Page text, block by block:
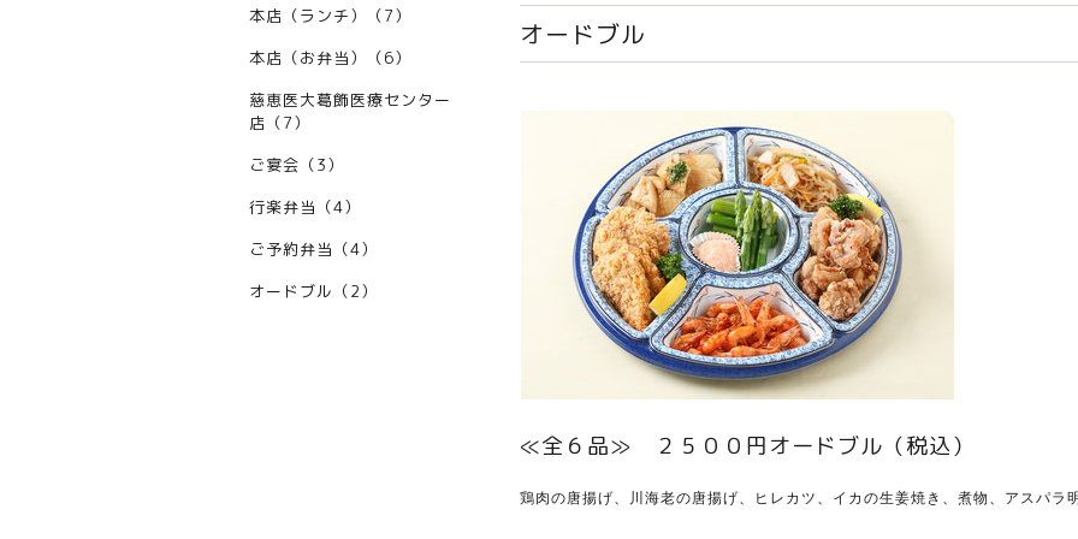
オードブル
≪全６品≫ ２５００円オードブル（税込）
鶏肉の唐揚げ、 川海老の唐揚げ、 ヒレカツ、 イカの生姜焼き、 煮物、 アスパラ
本店（ランチ）（7）
本店（お弁当）（6）
慈恵医大葛飾医療センター
店（7）
ご宴会（3）
行楽弁当（4）
ご予約弁当（4）
オードブル（2）